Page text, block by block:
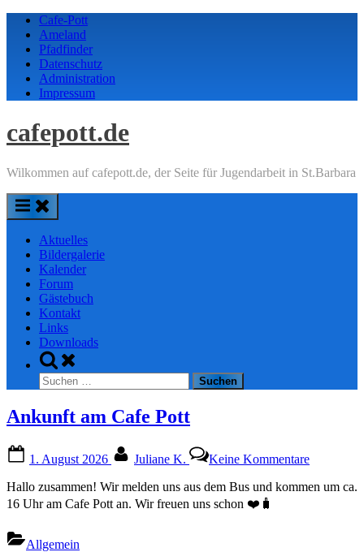
Skip
content
Cafe-Pott
Ameland
Pfadfinder
Datenschutz
Administration
Impressum
cafepott.de
Wilkommen auf cafepott.de, der Seite für Jugendarbeit in St.Barbara
Aktuelles
Bildergalerie
Kalender
Forum
Gästebuch
Kontakt
Links
Downloads
Toggle
search
form
Suchen
nach:
Ankunft am Cafe Pott
on
1. August 2026 Juliane K. Keine KommentareAnkunft
Cafe
Hallo zusammen! Wir melden uns aus dem Bus und kommen um ca.
16 Uhr am Cafe Pott an. Wir freuen uns schon ❤️🧳
Allgemein